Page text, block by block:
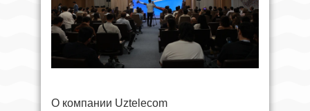
О компании Uztelecom